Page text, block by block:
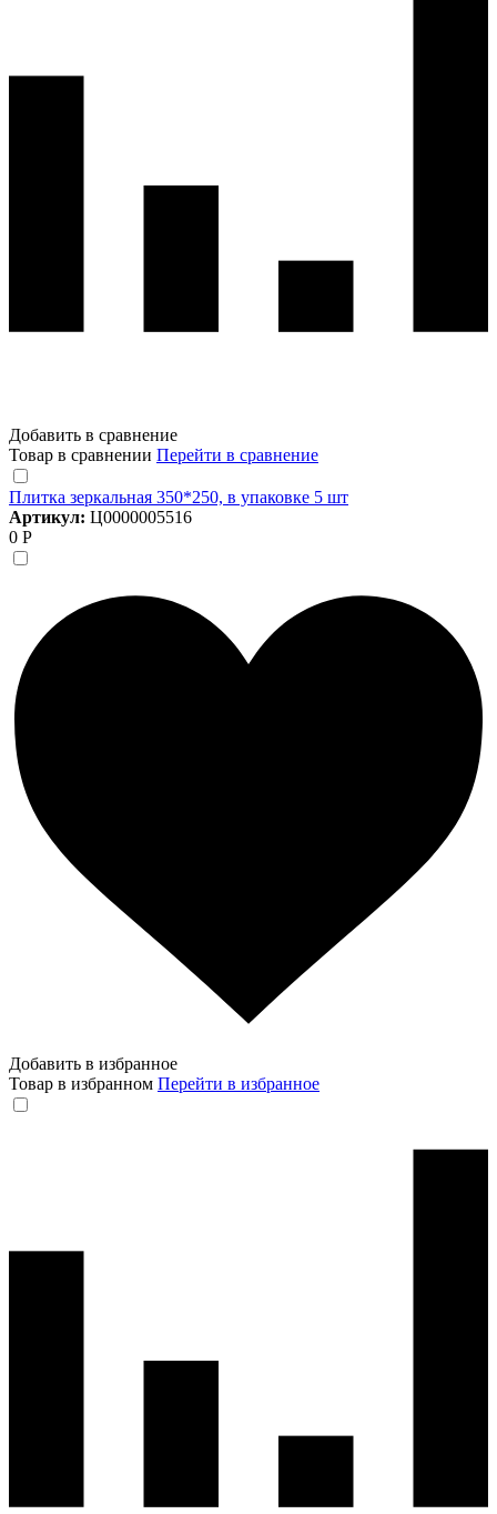
Добавить в сравнение
Товар в сравнении Перейти в сравнение
Плитка зеркальная 350*250, в упаковке 5 шт
Артикул: Ц0000005516
0 Р
Добавить в избранное
Товар в избранном Перейти в избранное